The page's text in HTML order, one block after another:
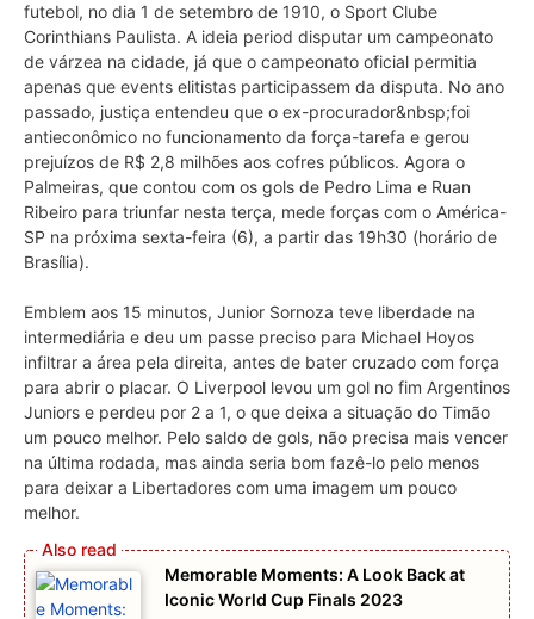
futebol, no dia 1 de setembro de 1910, o Sport Clube
Corinthians Paulista. A ideia period disputar um campeonato
de várzea na cidade, já que o campeonato oficial permitia
apenas que events elitistas participassem da disputa. No ano
passado, justiça entendeu que o ex-procurador&nbsp;foi
antieconômico no funcionamento da força-tarefa e gerou
prejuízos de R$ 2,8 milhões aos cofres públicos. Agora o
Palmeiras, que contou com os gols de Pedro Lima e Ruan
Ribeiro para triunfar nesta terça, mede forças com o América-
SP na próxima sexta-feira (6), a partir das 19h30 (horário de
Brasília).
Emblem aos 15 minutos, Junior Sornoza teve liberdade na
intermediária e deu um passe preciso para Michael Hoyos
infiltrar a área pela direita, antes de bater cruzado com força
para abrir o placar. O Liverpool levou um gol no fim Argentinos
Juniors e perdeu por 2 a 1, o que deixa a situação do Timão
um pouco melhor. Pelo saldo de gols, não precisa mais vencer
na última rodada, mas ainda seria bom fazê-lo pelo menos
para deixar a Libertadores com uma imagem um pouco
melhor.
Memorable Moments: A Look Back at
Iconic World Cup Finals 2023